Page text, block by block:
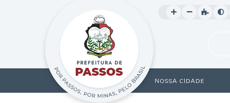
NOSSA CIDADE